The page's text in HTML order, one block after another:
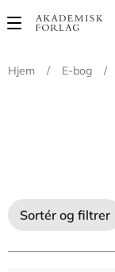
Main
Hjem
/ E-bog /
Sortér og filtrer